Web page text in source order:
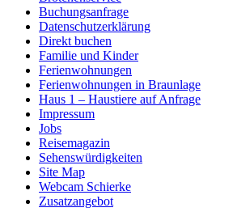
Buchungsanfrage
Datenschutzerklärung
Direkt buchen
Familie und Kinder
Ferienwohnungen
Ferienwohnungen in Braunlage
Haus 1 – Haustiere auf Anfrage
Impressum
Jobs
Reisemagazin
Sehenswürdigkeiten
Site Map
Webcam Schierke
Zusatzangebot